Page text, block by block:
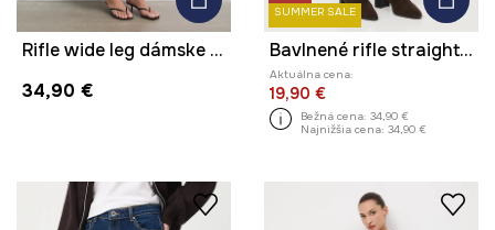
Rifle wide leg dámske s efektom prania
34,90 €
SUMMER SALE
Bavlnené rifle straight s praným efektom
Aktuálna cena:
19,90 €
Bežná cena: 34,90 €
Najnižšia cena: 34,90 €